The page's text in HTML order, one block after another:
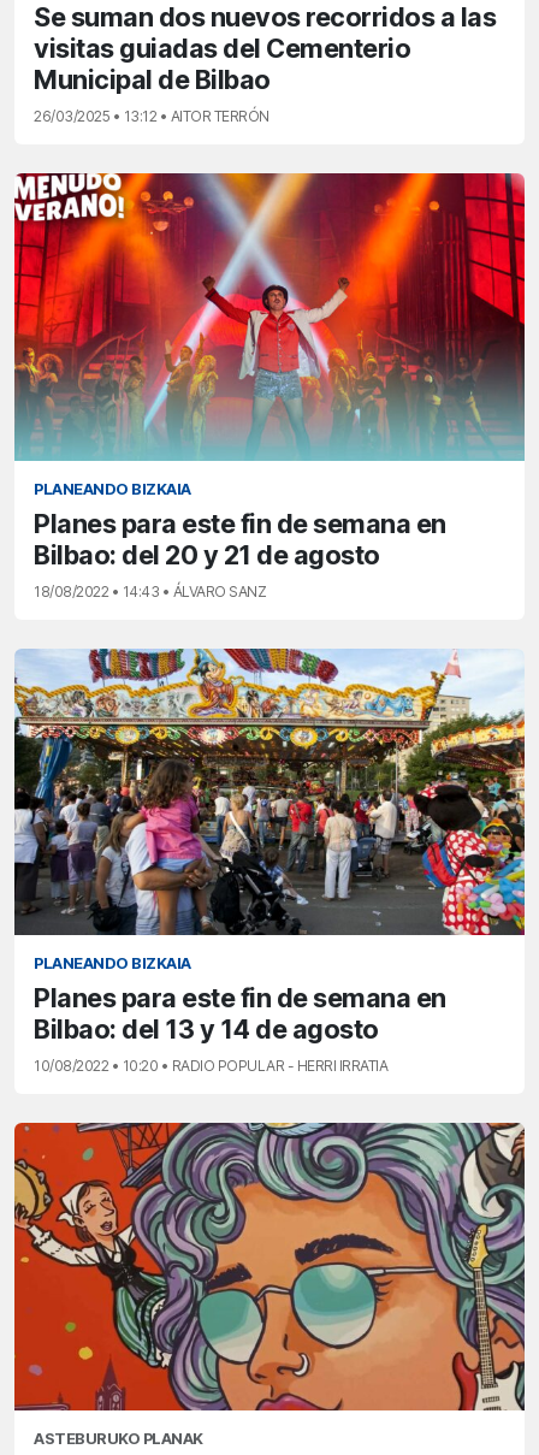
Se suman dos nuevos recorridos a las
visitas guiadas del Cementerio
Municipal de Bilbao
26/03/2025 • 13:12 • AITOR TERRÓN
PLANEANDO BIZKAIA
Planes para este fin de semana en
Bilbao: del 20 y 21 de agosto
18/08/2022 • 14:43 • ÁLVARO SANZ
PLANEANDO BIZKAIA
Planes para este fin de semana en
Bilbao: del 13 y 14 de agosto
10/08/2022 • 10:20 • RADIO POPULAR - HERRI IRRATIA
ASTEBURUKO PLANAK